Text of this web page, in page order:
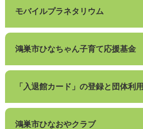
モバイルプラネタリウム
鴻巣市ひなちゃん子育て応援基金
「入退館カード」の登録と団体利用
鴻巣市ひなおやクラブ